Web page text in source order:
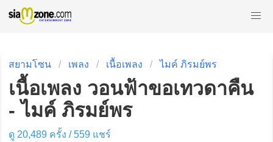
สยามโซน เพลง เนื้อเพลง ไมค์ ภิรมย์พร
เนื้อเพลง วอนฟ้าขอเทวดาคืน
- ไมค์ ภิรมย์พร
ดู 20,489 ครั้ง /559แชร์